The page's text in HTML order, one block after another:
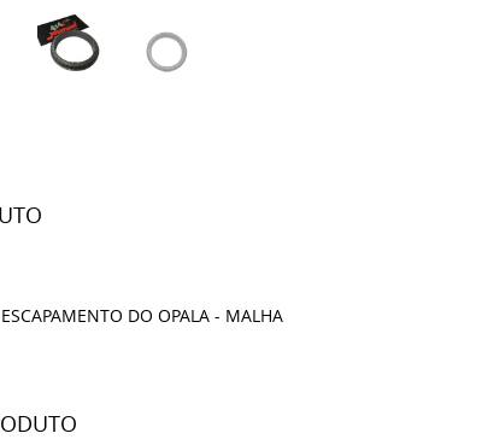
DO OPALA - MALHA